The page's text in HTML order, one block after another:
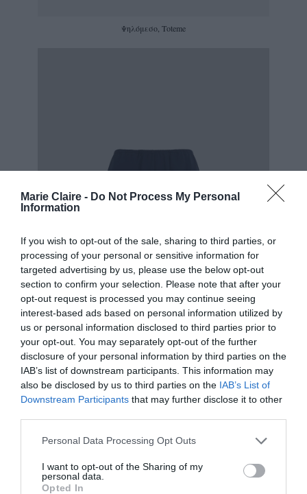
Marie Claire - Do Not Process My Personal
Information
If you wish to opt-out of the sale, sharing to third parties, or
processing of your personal or sensitive information for
targeted advertising by us, please use the below opt-out
section to confirm your selection. Please note that after your
opt-out request is processed you may continue seeing
interest-based ads based on personal information utilized by
us or personal information disclosed to third parties prior to
your opt-out. You may separately opt-out of the further
disclosure of your personal information by third parties on the
IAB’s list of downstream participants. This information may
also be disclosed by us to third parties on the IAB’s List of
Downstream Participants that may further disclose it to other
Personal Data Processing Opt Outs
I want to opt-out of the Sharing of my
personal data.
Opted In
Ψηλόμεσo, Τοteme
Με λάστιχο στη μέση, Leset